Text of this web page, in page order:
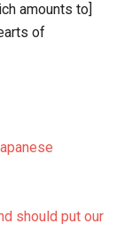
amounts to]
of
should put our